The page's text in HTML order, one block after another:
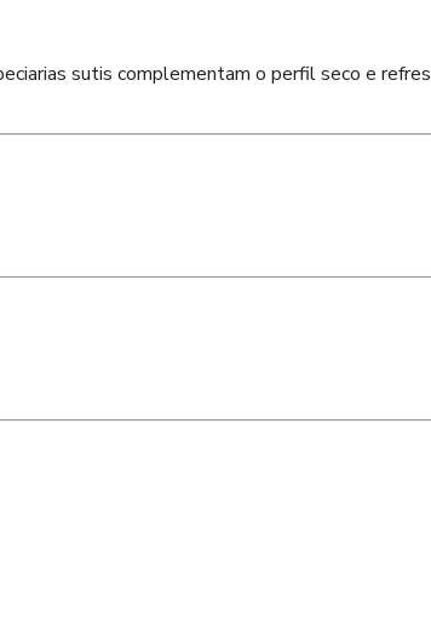
sutis complementam o perfil seco e